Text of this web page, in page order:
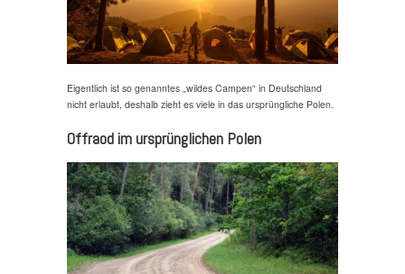
Eigentlich ist so genanntes „wildes Campen“ in Deutschland
nicht erlaubt, deshalb zieht es viele in das ursprüngliche Polen.
Offraod im ursprünglichen Polen